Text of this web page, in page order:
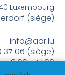
Luxembourg
(siège)
info@adr.lu
37 06 (siège)
8:00 – 17:00